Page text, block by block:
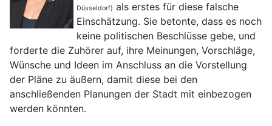
Düsseldorf) als erstes für diese falsche
Einschätzung. Sie betonte, dass es noch
keine politischen Beschlüsse gebe, und
forderte die Zuhörer auf, ihre Meinungen, Vorschläge,
Wünsche und Ideen im Anschluss an die Vorstellung
der Pläne zu äußern, damit diese bei den
anschließenden Planungen der Stadt mit einbezogen
werden könnten.